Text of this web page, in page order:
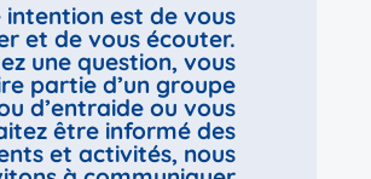
intention est de vous
et de vous écouter.
une question, vous
partie d’un groupe
d’entraide ou vous
être informé des
et activités, nous